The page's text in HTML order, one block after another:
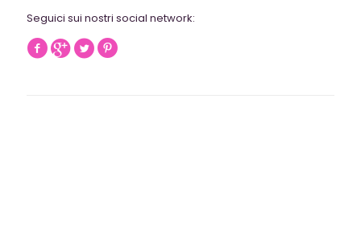
Seguici sui nostri social network: